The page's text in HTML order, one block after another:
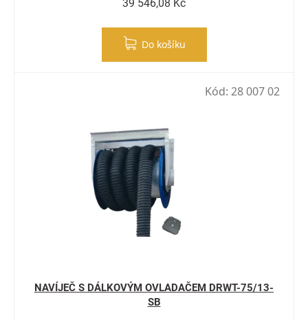
39 546,08 Kč
Do košíku
NAVÍJEČ S DÁLKOVÝM OVLADAČEM DRWT-75/13-
SB
Kód: 28 007 02